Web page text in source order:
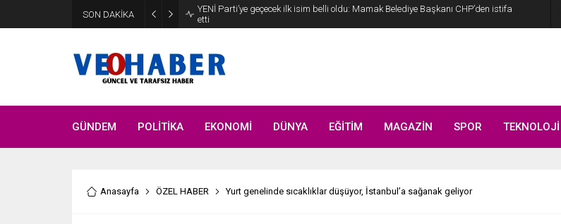
SON DAKİKA
YENİ Parti’ye geçecek ilk isim belli oldu: Mamak Belediye Başkanı CHP’den istifa
etti
GÜNDEM POLİTİKA EKONOMİ DÜNYA EĞİTİM MAGAZİN SPOR TEKNOLOJİ
Anasayfa ÖZEL HABER Yurt genelinde sıcaklıklar düşüyor, İstanbul’a sağanak geliyor